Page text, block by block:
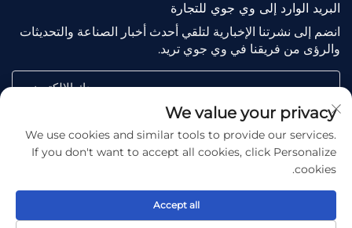
البريد الوارد إلى وي جوي للتجارة
انضم إلى نشرتنا الإخبارية لتلقي أحدث أخبار الصناعة والتحديثات
والرؤى من فريقنا في وي جوي تريد.
بريدك الإلكتروني
Subscribe
We value your privacy
We use cookies and similar tools to provide our services.
If you don't want to accept all cookies, click Personalize
cookies.
Accept all